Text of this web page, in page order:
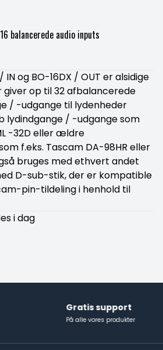
balancerede audio inputs
IN og BO-16DX / OUT er alsidige
giver op til 32 afbalancerede
/ -udgange til lydenheder
lydindgange / -udgange som
-32D eller ældre
f.eks. Tascam DA-98HR eller
bruges med ethvert andet
D-sub-stik, der er kompatible
pin-tildeling i henhold til
i dag
Gratis support
På alle vores produkter